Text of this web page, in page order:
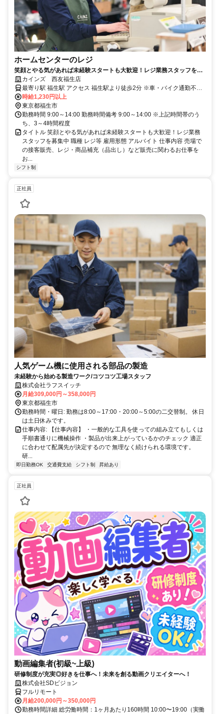
ホームセンターのレジ
笑顔とやる気があれば未経験スタートも大歓迎！レジ業務スタッフを募
集中カインズ 西友福生店
最寄り駅 福生駅 アクセス 福生駅より徒歩2分 ※車・バイク通勤不可
（店舗により異なる）
時給1,230円以上
東京都福生市
勤務時間 9:00～14:00 勤務時間備考 9:00～14:00 ※上記時間帯のう
ち、3～4時間程度
タイトル 笑顔とやる気があれば未経験スタートも大歓迎！レジ業務
スタッフを募集中 職種 レジ等 雇用形態 アルバイト 仕事内容 売場で
の接客販売、レジ・商品補充（品出し）など販売に関わるお仕事を
お...
シフト制
正社員
人気ゲーム機に使用される部品の製造
未経験から始める製造ワーク/コツコツ工場スタッフ
株式会社ラフスイッチ
月給309,000円～358,000円
東京都福生市
勤務時間・曜日: 勤務は8:00～17:00・20:00～5:00の二交替制。 休日
は土日休みです。
仕事内容: 【仕事内容】 ・一般的な工具を使っての組み立てもしくは
手順書通りに機械操作 ・製品が出来上がっているかのチェック 適正
に合わせて配属先が決定するので 無理なく続けられる環境です。
研...
即日勤務OK 交通費支給 シフト制 昇給あり
正社員
動画編集者(初級~上級)
研修制度が充実◎好きを仕事へ！未来を創る動画クリエイターへ！
株式会社SDビジョン
フルリモート
月給200,000円～350,000円
勤務時間詳細 総労働時間：1ヶ月あたり160時間 10:00〜19:00（実働